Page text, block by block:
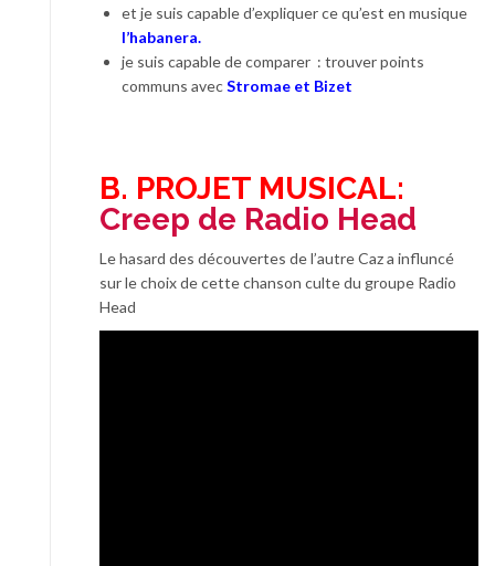
et je suis capable d’expliquer ce qu’est en musique
l’habanera.
je suis capable de comparer : trouver points
communs avecStromae et Bizet
B. PROJET MUSICAL:
Creep de Radio Head
Le hasard des découvertes de l’autre Caz a influncé
sur le choix de cette chanson culte du groupe Radio
Head